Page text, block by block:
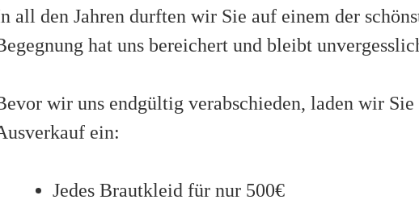
all den Jahren durften wir Sie auf einem der
hat uns bereichert und bleibt
wir uns endgültig verabschieden, laden wir
ein:
Jedes Brautkleid für nur 500€